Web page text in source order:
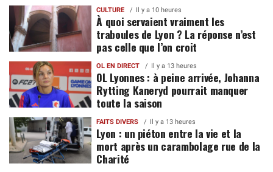
CULTURE Il y a 10 heures
À quoi servaient vraiment les
traboules de Lyon ? La réponse n’est
pas celle que l’on croit
OL EN DIRECT Il y a 13 heures
OL Lyonnes : à peine arrivée, Johanna
Rytting Kaneryd pourrait manquer
toute la saison
FAITS DIVERS Il y a 13 heures
Lyon : un piéton entre la vie et la
mort après un carambolage rue de la
Charité